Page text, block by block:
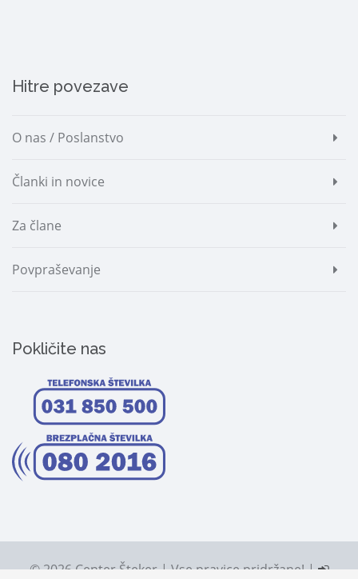
Hitre povezave
O nas / Poslanstvo
Članki in novice
Za člane
Povpraševanje
Pokličite nas
© 2026 Center Šteker | Vse pravice pridržane! |